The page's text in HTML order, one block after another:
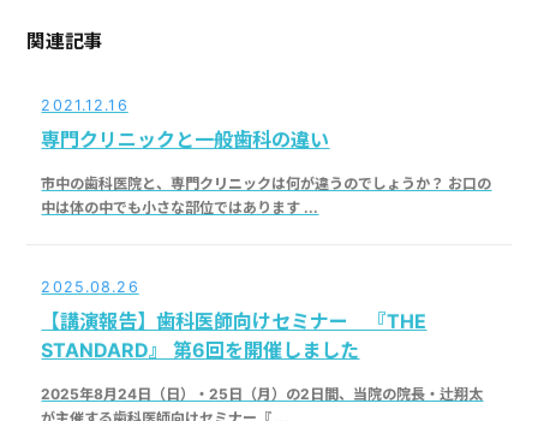
関連記事
2021.12.16
専門クリニックと一般歯科の違い
市中の歯科医院と、専門クリニックは何が違うのでしょうか？ お口の
中は体の中でも小さな部位ではあります ...
2025.08.26
【講演報告】歯科医師向けセミナー 『THE
STANDARD』 第6回を開催しました
2025年8月24日（日）・25日（月）の2日間、当院の院長・辻翔太
が主催する歯科医師向けセミナー『 ...